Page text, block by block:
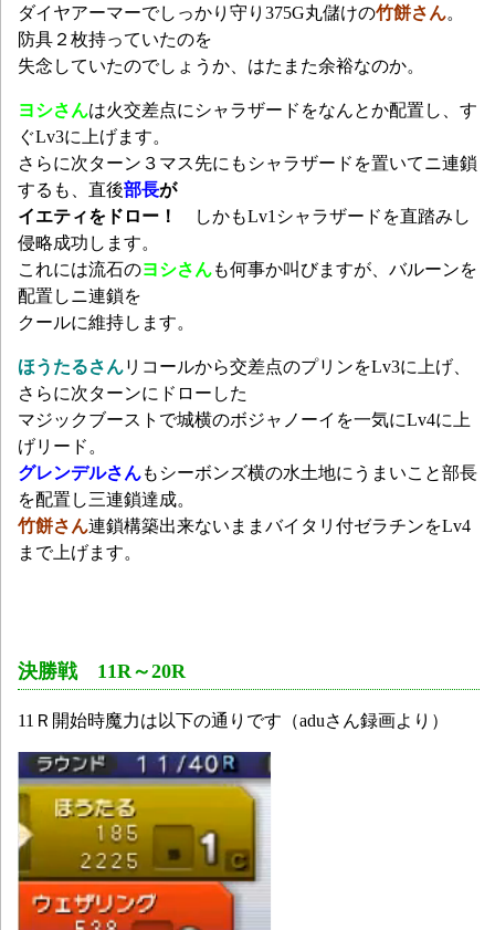
ダイヤアーマーでしっかり守り375G丸儲けの竹餅さん。
防具２枚持っていたのを
失念していたのでしょうか、はたまた余裕なのか。
ヨシさんは火交差点にシャラザードをなんとか配置し、す
ぐLv3に上げます。
さらに次ターン３マス先にもシャラザードを置いてニ連鎖
するも、直後部長が
イエティをドロー！
しかもLv1シャラザードを直踏みし
侵略成功します。
これには流石のヨシさんも何事か叫びますが、バルーンを
配置しニ連鎖を
クールに維持します。
ほうたるさんリコールから交差点のプリンをLv3に上げ、
さらに次ターンにドローした
マジックブーストで城横のボジャノーイを一気にLv4に上
げリード。
グレンデルさんもシーボンズ横の水土地にうまいこと部長
を配置し三連鎖達成。
竹餅さん連鎖構築出来ないままバイタリ付ゼラチンをLv4
まで上げます。
決勝戦 11R～20R
11Ｒ開始時魔力は以下の通りです（aduさん録画より）